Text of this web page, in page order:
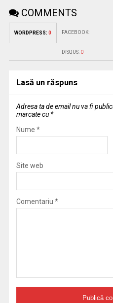
COMMENTS
WORDPRESS: 0 FACEBOOK:
DISQUS: 0
Lasă un răspuns
Adresa ta de email nu va fi
marcate cu *
Nume *
Site web
Comentariu *